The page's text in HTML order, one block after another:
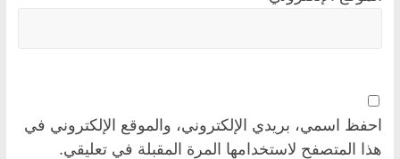
احفظ اسمي، بريدي الإلكتروني، والموقع الإلكتروني في
هذا المتصفح لاستخدامها المرة المقبلة في تعليقي.